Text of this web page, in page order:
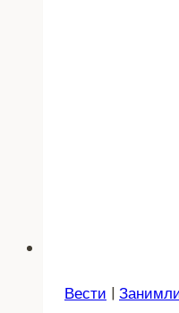
Вести |